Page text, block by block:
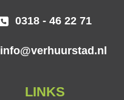
0318 - 46 22 71
info@verhuurstad.nl
LINKS